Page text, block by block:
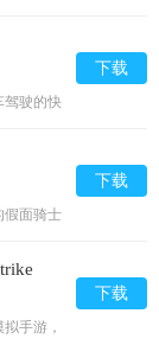
技，通
，很刺
驾驶的快
兴趣的
介绍模
下载
假面骑士
那就来
神主游
下载
手游，
下载